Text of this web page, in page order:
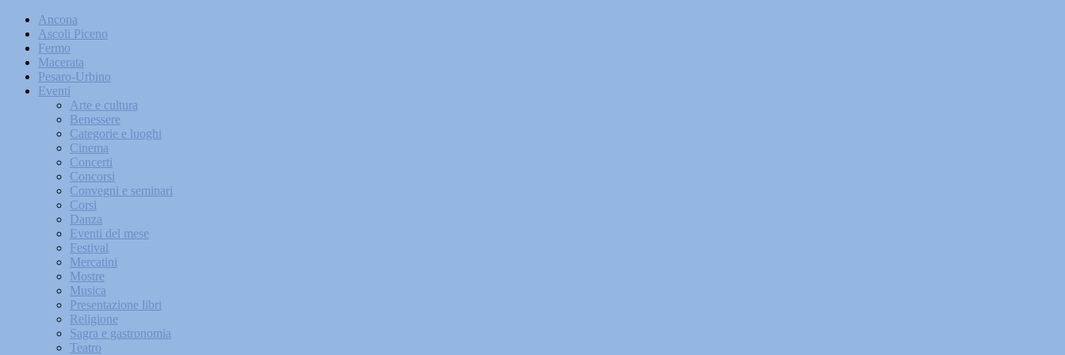
Ancona
Ascoli Piceno
Fermo
Macerata
Pesaro-Urbino
Eventi
Arte e cultura
Benessere
Categorie e luoghi
Cinema
Concerti
Concorsi
Convegni e seminari
Corsi
Danza
Eventi del mese
Festival
Mercatini
Mostre
Musica
Presentazione libri
Religione
Sagra e gastronomia
Teatro